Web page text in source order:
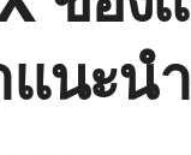
นะน